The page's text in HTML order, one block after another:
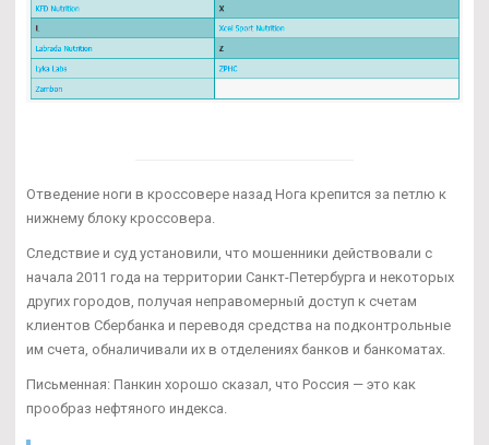
Отведение ноги в кроссовере назад Нога крепится за петлю к
нижнему блоку кроссовера.
Следствие и суд установили, что мошенники действовали с
начала 2011 года на территории Санкт-Петербурга и некоторых
других городов, получая неправомерный доступ к счетам
клиентов Сбербанка и переводя средства на подконтрольные
им счета, обналичивали их в отделениях банков и банкоматах.
Письменная: Панкин хорошо сказал, что Россия — это как
прообраз нефтяного индекса.